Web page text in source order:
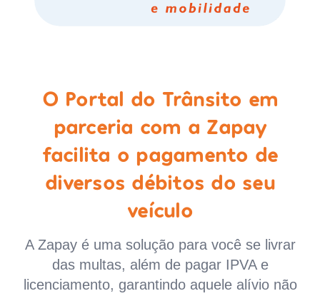
O Portal do Trânsito em
parceria com a Zapay
facilita o pagamento de
diversos débitos do seu
veículo
A Zapay é uma solução para você se livrar
das multas, além de pagar IPVA e
licenciamento, garantindo aquele alívio não